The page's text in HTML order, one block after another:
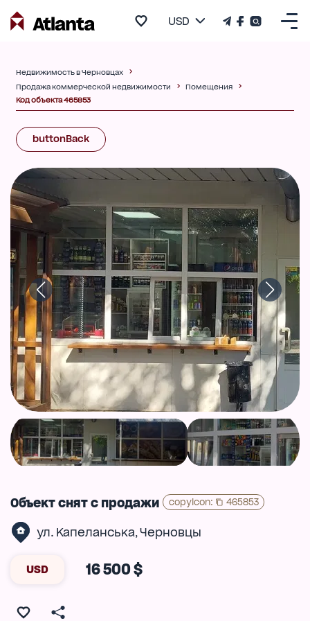
USD
Недвижимость в Черновцах
Продажа коммерческой недвижимости
Помещения
Код объекта 465853
buttonBack
Объект снят с продажи copyIcon: 465853
ул. Капеланська, Черновцы
USD 16 500 $